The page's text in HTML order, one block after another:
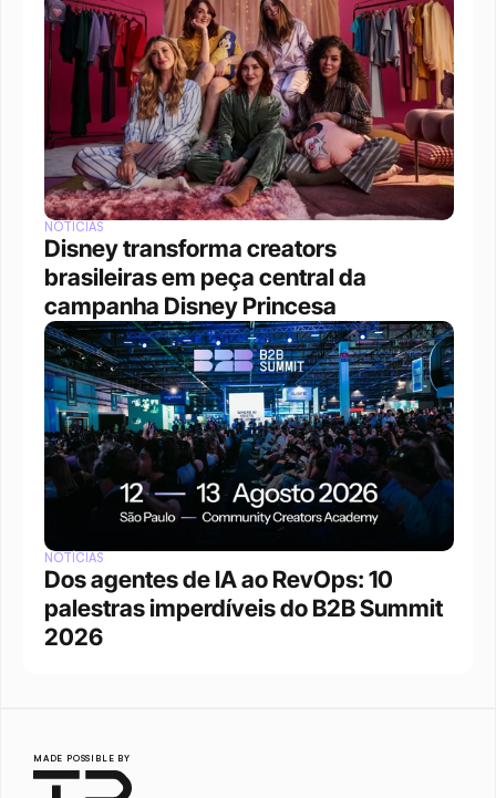
NOTÍCIAS
Disney transforma creators
brasileiras em peça central da
campanha Disney Princesa
NOTÍCIAS
Dos agentes de IA ao RevOps: 10
palestras imperdíveis do B2B Summit
2026
MADE POSSIBLE BY